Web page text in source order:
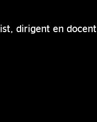
dirigent en